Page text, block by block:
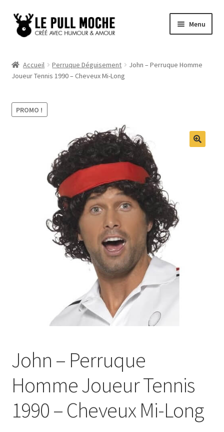
Aller
Aller
au
Menu
Pull Noël Femme
Pull Noël Homme
Pull Noël Promo
Accueil Perruque Déguisement
John – Perruque Homme
Joueur Tennis 1990 – Cheveux Mi-Long
PROMO !
John – Perruque
Homme Joueur Tennis
1990 – Cheveux Mi-Long